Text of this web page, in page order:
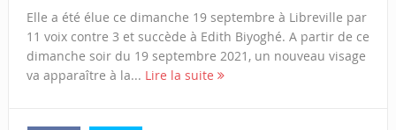
Elle a été élue ce dimanche 19 septembre à Libreville par
11 voix contre 3 et succède à Edith Biyoghé. A partir de ce
dimanche soir du 19 septembre 2021, un nouveau visage
va apparaître à la... Lire la suite